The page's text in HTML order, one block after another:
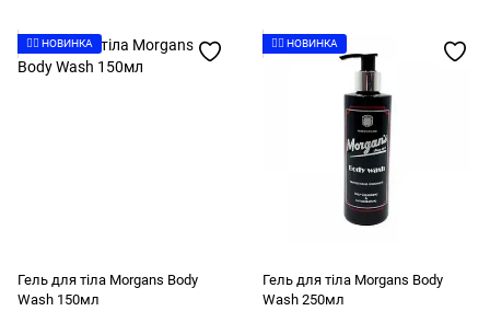
👉🏻 НОВИНКА
Гель для тіла Morgans Body
Wash 150мл
👉🏻 НОВИНКА
Гель для тіла Morgans Body
Wash 250мл